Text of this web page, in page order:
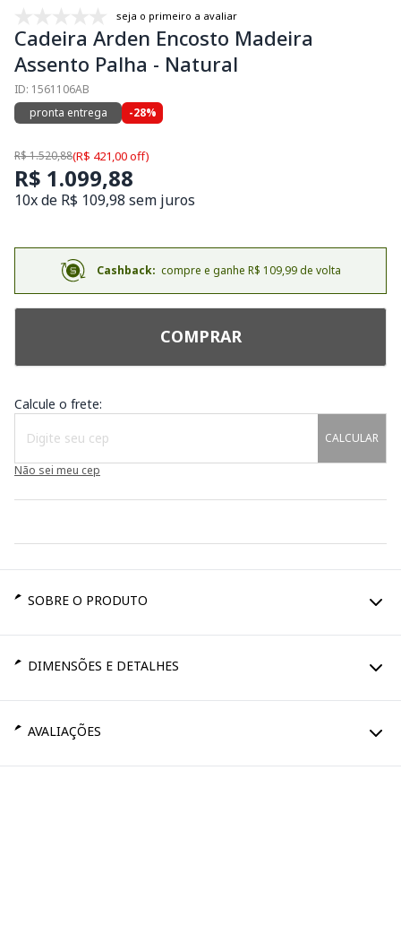
seja o primeiro a avaliar
Cadeira Arden Encosto Madeira
Assento Palha - Natural
ID: 1561106AB
pronta entrega
-28%
R$ 1.520,88(R$ 421,00 off)
R$ 1.099,88
10x de R$ 109,98 sem juros
Cashback: compre e ganhe R$ 109,99 de volta
COMPRAR
Calcule o frete:
CALCULAR
Não sei meu cep
SOBRE O PRODUTO
DIMENSÕES E DETALHES
AVALIAÇÕES